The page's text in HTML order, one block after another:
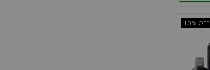
10% OFF